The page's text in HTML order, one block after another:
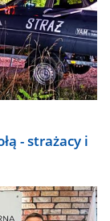
- strażacy i